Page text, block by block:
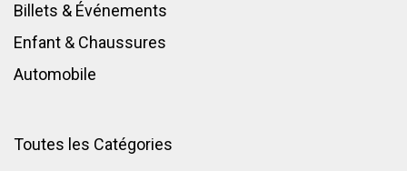
Billets & Événements
Enfant & Chaussures
Automobile
Toutes les Catégories